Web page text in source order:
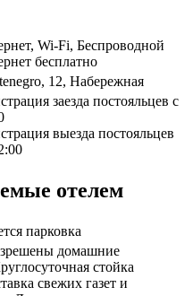
Wi-Fi, Беспроводной
бесплатно
12, Набережная
заезда постояльцев с
выезда постояльцев
отелем
парковка
домашние
стойка
свежих газет и